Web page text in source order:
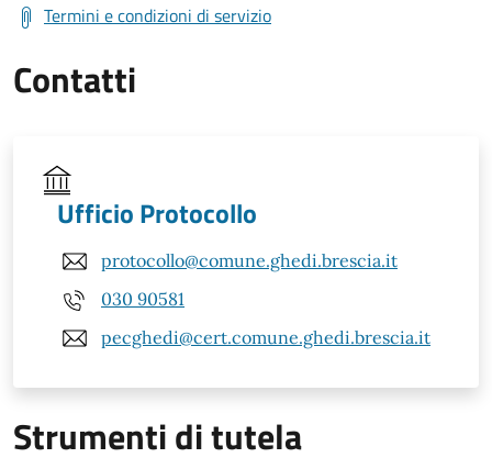
Termini e condizioni di servizio
Contatti
Ufficio Protocollo
protocollo@comune.ghedi.brescia.it
030 90581
pecghedi@cert.comune.ghedi.brescia.it
Strumenti di tutela